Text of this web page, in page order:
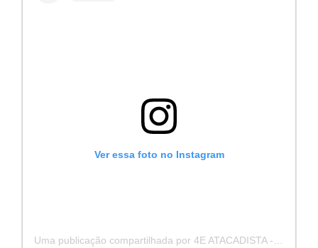
Ver essa foto no Instagram